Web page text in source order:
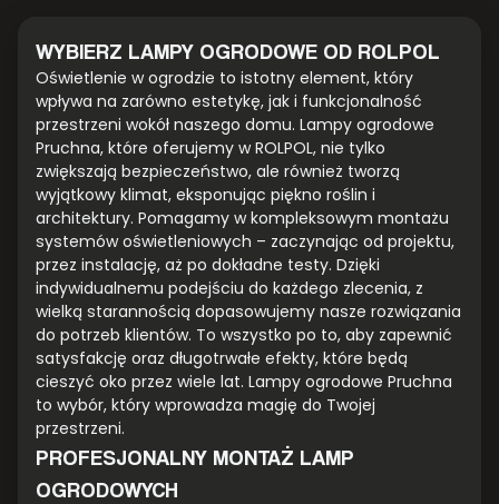
WYBIERZ LAMPY OGRODOWE OD ROLPOL
Oświetlenie w ogrodzie to istotny element, który
wpływa na zarówno estetykę, jak i funkcjonalność
przestrzeni wokół naszego domu. Lampy ogrodowe
Pruchna, które oferujemy w ROLPOL, nie tylko
zwiększają bezpieczeństwo, ale również tworzą
wyjątkowy klimat, eksponując piękno roślin i
architektury. Pomagamy w kompleksowym montażu
systemów oświetleniowych – zaczynając od projektu,
przez instalację, aż po dokładne testy. Dzięki
indywidualnemu podejściu do każdego zlecenia, z
wielką starannością dopasowujemy nasze rozwiązania
do potrzeb klientów. To wszystko po to, aby zapewnić
satysfakcję oraz długotrwałe efekty, które będą
cieszyć oko przez wiele lat. Lampy ogrodowe Pruchna
to wybór, który wprowadza magię do Twojej
przestrzeni.
PROFESJONALNY MONTAŻ LAMP
OGRODOWYCH